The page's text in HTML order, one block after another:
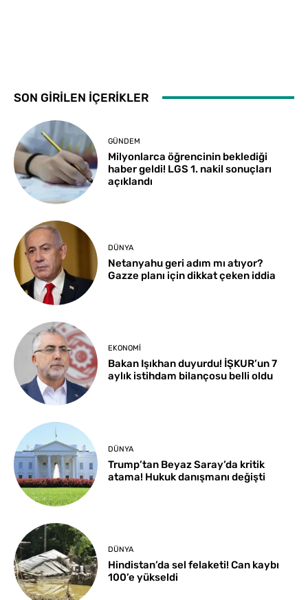
SON GİRİLEN İÇERİKLER
GÜNDEM
Milyonlarca öğrencinin beklediği
haber geldi! LGS 1. nakil sonuçları
açıklandı
DÜNYA
Netanyahu geri adım mı atıyor?
Gazze planı için dikkat çeken iddia
EKONOMI
Bakan Işıkhan duyurdu! İŞKUR’un 7
aylık istihdam bilançosu belli oldu
DÜNYA
Trump’tan Beyaz Saray’da kritik
atama! Hukuk danışmanı değişti
DÜNYA
Hindistan’da sel felaketi! Can kaybı
100’e yükseldi